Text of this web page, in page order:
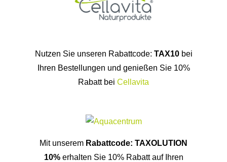
Nutzen Sie unseren Rabattcode: TAX10bei
Ihren Bestellungen und genießen Sie 10%
Rabatt bei Cellavita
Mit unserem Rabattcode: TAXOLUTION
10%erhalten Sie 10% Rabatt auf Ihren